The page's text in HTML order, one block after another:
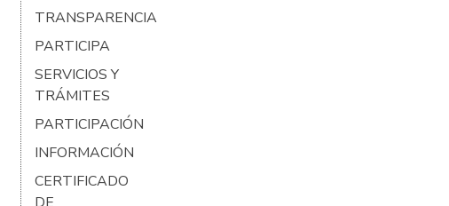
TRANSPARENCIA
PARTICIPA
SERVICIOS Y
TRÁMITES
PARTICIPACIÓN
INFORMACIÓN
CERTIFICADO
DE